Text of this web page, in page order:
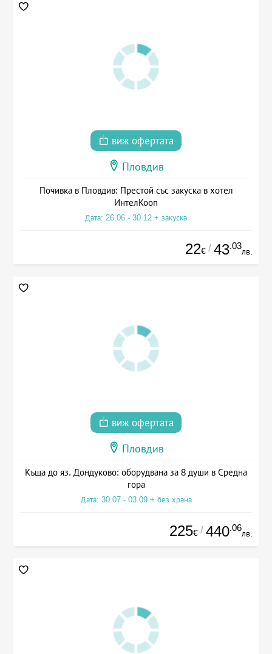
виж офертата
Пловдив
Почивка в Пловдив: Престой със закуска в хотел
ИнтелКооп
Дата: 26.06 - 30.12 + закуска
22€ / 43.03
лв.
виж офертата
Пловдив
Къща до яз. Дондуково: оборудвана за 8 души в Средна
гора
Дата: 30.07 - 03.09 + без храна
225€ / 440.06
лв.